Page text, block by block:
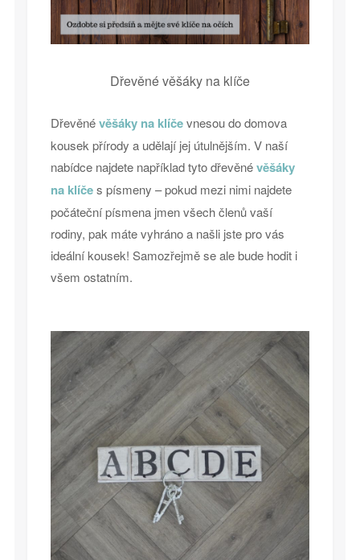
Dřevěné věšáky na klíče
Dřevěnévěšáky na klíčevnesou do domova
kousek přírody a udělají jej útulnějším. V naší
nabídce najdete například tyto dřevěnévěšáky
na klíčes písmeny – pokud mezi nimi najdete
počáteční písmena jmen všech členů vaší
rodiny, pak máte vyhráno a našli jste pro vás
ideální kousek! Samozřejmě se ale bude hodit i
všem ostatním.